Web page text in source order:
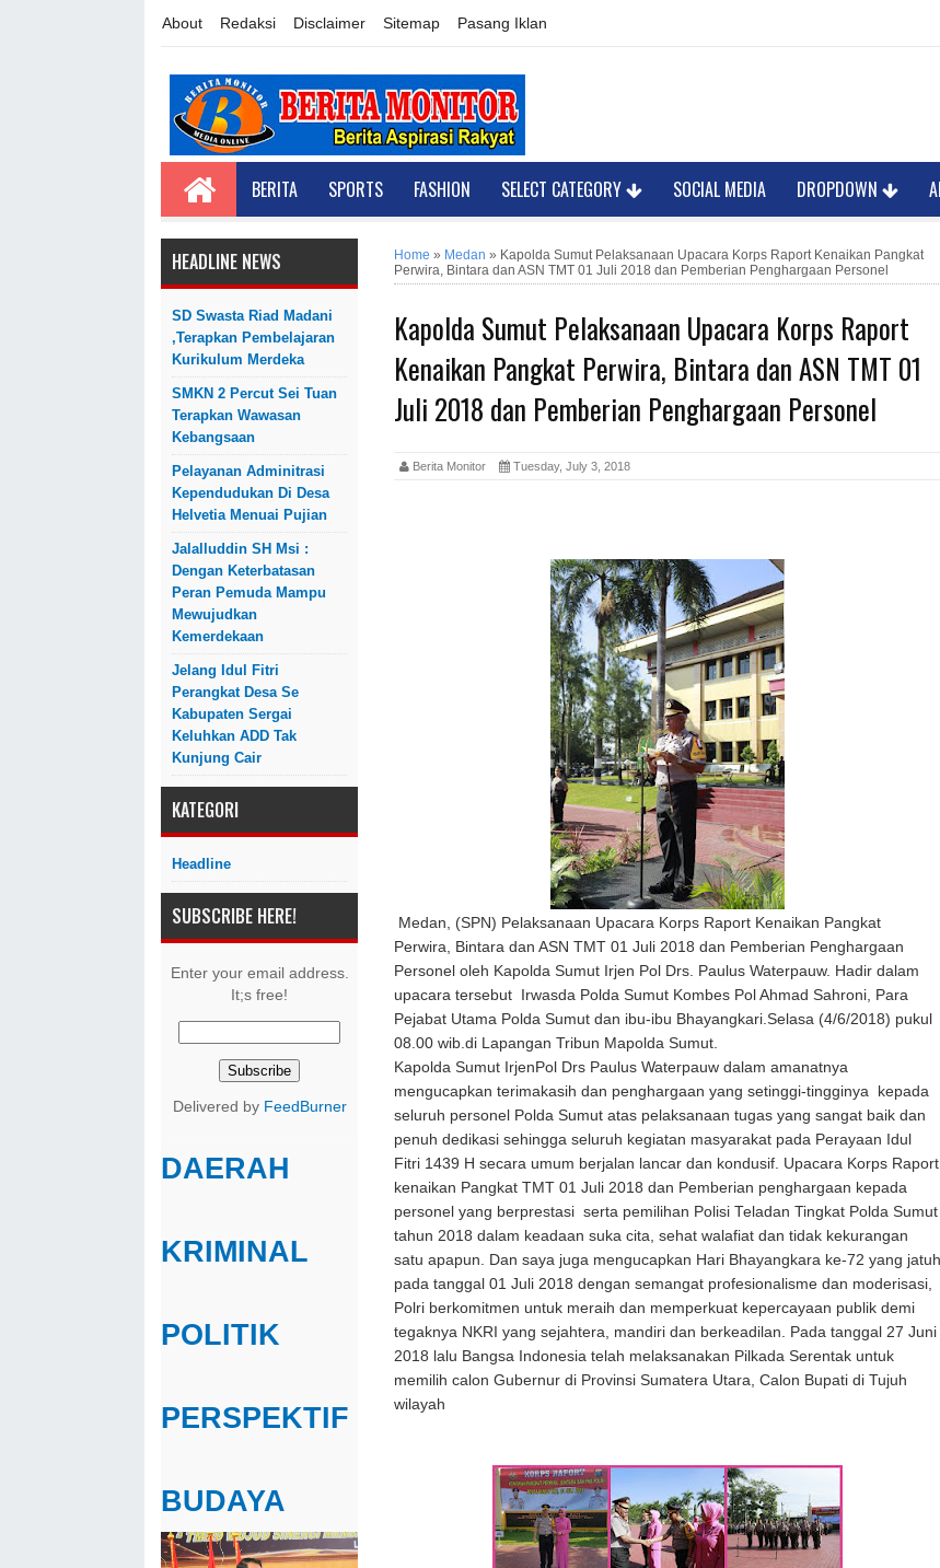
About Redaksi Disclaimer Sitemap Pasang Iklan
BERITA SPORTS FASHION SELECT CATEGORY SOCIAL MEDIA DROPDOWN
HEADLINE NEWS
SD Swasta Riad Madani
,Terapkan Pembelajaran
Kurikulum Merdeka
SMKN 2 Percut Sei Tuan
Terapkan Wawasan
Kebangsaan
Pelayanan Adminitrasi
Kependudukan Di Desa
Helvetia Menuai Pujian
Jalalluddin SH Msi :
Dengan Keterbatasan
Peran Pemuda Mampu
Mewujudkan
Kemerdekaan
Jelang Idul Fitri
Perangkat Desa Se
Kabupaten Sergai
Keluhkan ADD Tak
Kunjung Cair
KATEGORI
Headline
SUBSCRIBE HERE!
Enter your email address.
It;s free!
Delivered by FeedBurner
DAERAH
KRIMINAL
POLITIK
PERSPEKTIF
BUDAYA
Home » Medan » Kapolda Sumut Pelaksanaan Upacara Korps Raport Kenaikan Pangkat
Perwira, Bintara dan ASN TMT 01 Juli 2018 dan Pemberian Penghargaan Personel
Kapolda Sumut Pelaksanaan Upacara Korps Raport
Kenaikan Pangkat Perwira, Bintara dan ASN TMT 01
Juli 2018 dan Pemberian Penghargaan Personel
Berita Monitor Tuesday, July 3, 2018
Medan, (SPN) Pelaksanaan Upacara Korps Raport Kenaikan Pangkat
Perwira, Bintara dan ASN TMT 01 Juli 2018 dan Pemberian Penghargaan
Personel oleh Kapolda Sumut Irjen Pol Drs. Paulus Waterpauw. Hadir dalam
upacara tersebut Irwasda Polda Sumut Kombes Pol Ahmad Sahroni, Para
Pejabat Utama Polda Sumut dan ibu-ibu Bhayangkari.Selasa (4/6/2018) pukul
08.00 wib.di Lapangan Tribun Mapolda Sumut.
Kapolda Sumut IrjenPol Drs Paulus Waterpauw dalam amanatnya
mengucapkan terimakasih dan penghargaan yang setinggi-tingginya kepada
seluruh personel Polda Sumut atas pelaksanaan tugas yang sangat baik dan
penuh dedikasi sehingga seluruh kegiatan masyarakat pada Perayaan Idul
Fitri 1439 H secara umum berjalan lancar dan kondusif. Upacara Korps Raport
kenaikan Pangkat TMT 01 Juli 2018 dan Pemberian penghargaan kepada
personel yang berprestasi serta pemilihan Polisi Teladan Tingkat Polda Sumut
tahun 2018 dalam keadaan suka cita, sehat walafiat dan tidak kekurangan
satu apapun. Dan saya juga mengucapkan Hari Bhayangkara ke-72 yang jatuh
pada tanggal 01 Juli 2018 dengan semangat profesionalisme dan moderisasi,
Polri berkomitmen untuk meraih dan memperkuat kepercayaan publik demi
tegaknya NKRI yang sejahtera, mandiri dan berkeadilan. Pada tanggal 27 Juni
2018 lalu Bangsa Indonesia telah melaksanakan Pilkada Serentak untuk
memilih calon Gubernur di Provinsi Sumatera Utara, Calon Bupati di Tujuh
wilayah